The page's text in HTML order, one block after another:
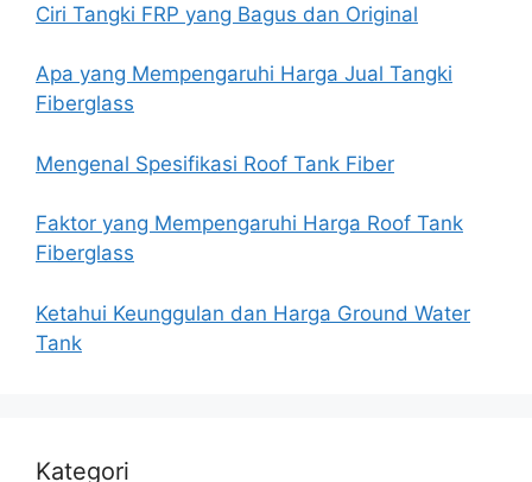
Ciri Tangki FRP yang Bagus dan Original
Apa yang Mempengaruhi Harga Jual Tangki
Fiberglass
Mengenal Spesifikasi Roof Tank Fiber
Faktor yang Mempengaruhi Harga Roof Tank
Fiberglass
Ketahui Keunggulan dan Harga Ground Water
Tank
Kategori